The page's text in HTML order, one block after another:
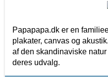
Papapapa.dk er en
plakater, canvas og
af den skandinaviske
deres udvalg.